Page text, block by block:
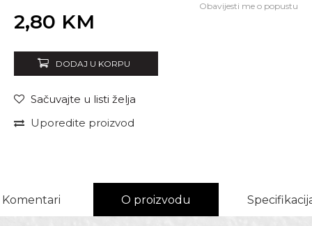
2,80 KM
Obavijesti me o popustu
DODAJ U KORPU
Sačuvajte u listi želja
Uporedite proizvod
Komentari O proizvodu